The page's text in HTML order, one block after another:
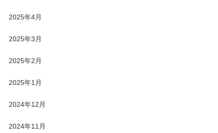
2025年4月
2025年3月
2025年2月
2025年1月
2024年12月
2024年11月